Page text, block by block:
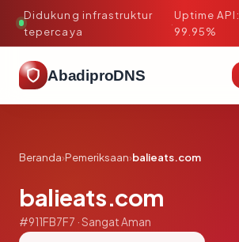
Didukung infrastruktur
tepercaya
·
Uptime API:
99.95%
AbadiproDNS
Beranda›Pemeriksaan›balieats.com
balieats.com
#911FB7F7 · Sangat Aman